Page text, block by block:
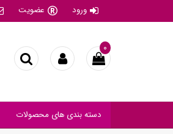
ورود عضویت
۰
دسته بندی های محصولات